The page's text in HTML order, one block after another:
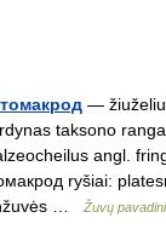
—
taksono
angl.
ryšiai:
…
Žuvų